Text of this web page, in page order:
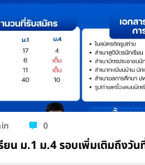
0
ยน ม.1 ม.4 รอบเพิ่มเติมถึงวั